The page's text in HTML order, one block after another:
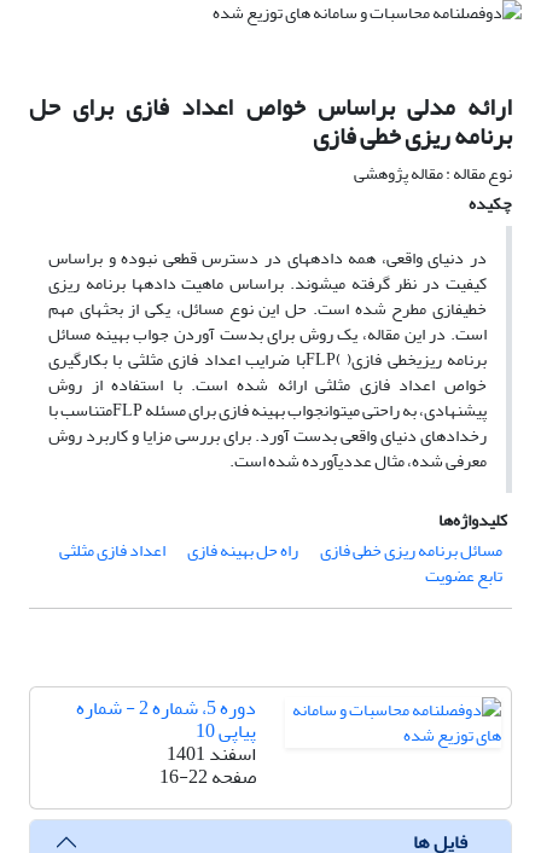
ارائه مدلی براساس خواص اعداد فازی برای حل
برنامه ریزی خطی فازی
نوع مقاله : مقاله پژوهشی
چکیده
در دنیای واقعی، همه دادههای در دسترس قطعی نبوده و براساس
کیفیت در نظر گرفته میشوند. براساس ماهیت دادهها برنامه ریزی
خطیفازی مطرح شده است. حل این نوع مسائل، یکی از بحثهای مهم
است. در این مقاله، یک روش برای بدست آوردن جواب بهینه مسائل
برنامه ریزیخطی فازی( )FLPبا ضرایب اعداد فازی مثلثی با بکارگیری
خواص اعداد فازی مثلثی ارائه شده است. با استفاده از روش
پیشنهادی، به راحتی میتوانجواب بهینه فازی برای مسئلهFLPمتناسب با
رخدادهای دنیای واقعی بدست آورد. برای بررسی مزایا و کاربرد روش
معرفی شده، مثال عددیآورده شده است.
کلیدواژه‌ها
مسائل برنامه ریزی خطی فازی
راه حل بهینه فازی اعداد فازی مثلثی
تابع عضویت
دوره 5، شماره 2 - شماره
پیاپی 10
اسفند 1401
صفحه16-22
فایل ها